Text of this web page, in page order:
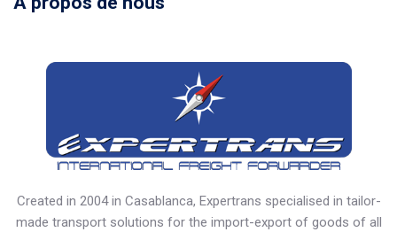
Created in 2004 in Casablanca, Expertrans specialised in tailor-
made transport solutions for the import-export of goods of all